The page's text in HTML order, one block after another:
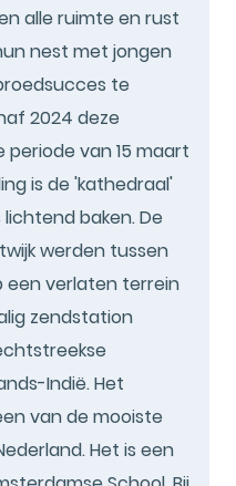
alle ruimte en rust
nest met jongen
te
2024 deze
van 15 maart
is de 'kathedraal'
baken. De
werden tussen
een verlaten terrein
zendstation
Indië. Het
van de mooiste
Het is een